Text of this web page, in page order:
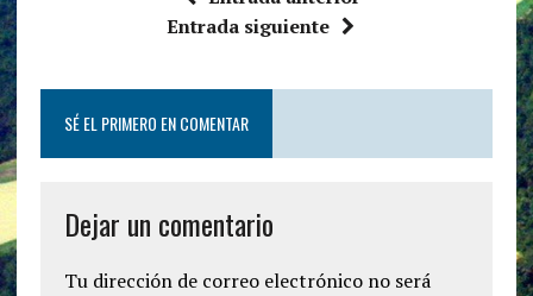
Entrada siguiente
SÉ EL PRIMERO EN COMENTAR
Dejar un comentario
Tu dirección de correo electrónico no será